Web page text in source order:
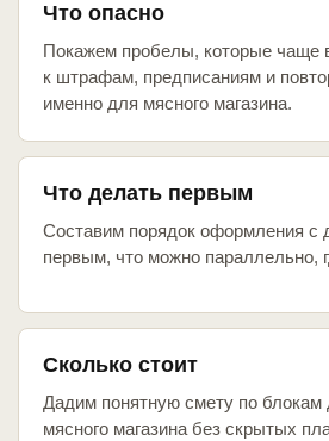
Что опасно
Покажем пробелы, которые чаще
к штрафам, предписаниям и
именно для мясного магазина.
Что делать первым
Составим порядок оформления с
первым, что можно параллельно,
Сколько стоит
Дадим понятную смету по блокам
мясного магазина без скрытых